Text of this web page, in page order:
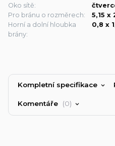
Oko sítě:
Pro bránu o rozměrech:
5,15 x
Horní a dolní hloubka
brány:
0,8 x
Kompletní specifikace
Komentáře 0